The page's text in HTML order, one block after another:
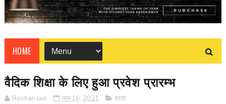
HOME
वैदिक शिक्षा के लिए हुआ प्रवेश प्रारम्भ
Roshan Jain जून 16, 2021 हरदा